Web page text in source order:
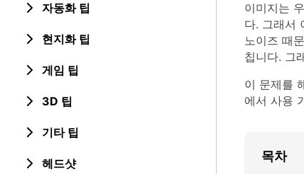
자동화 팁
현지화 팁
게임 팁
3D 팁
기타 팁
헤드샷
이미지는
다. 그래서
노이즈 때
칩니다. 그
이 문제를
에서 사용
목차